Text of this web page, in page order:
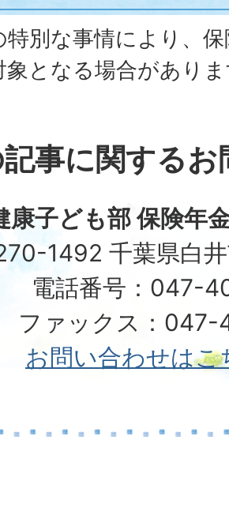
特別な事情により、
象となる場合があり
事に関する
康子ども部 保険年
1492 千葉県白
電話番号：047-
ファックス：047-
お問い合わせはこ